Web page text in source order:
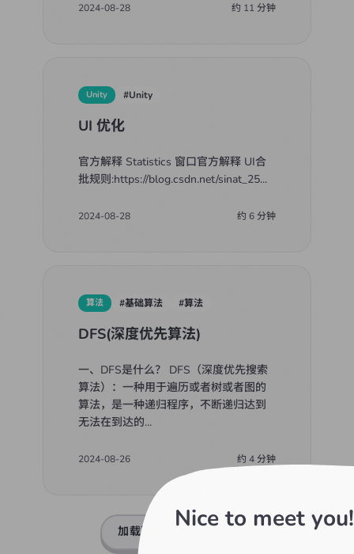
2024-08-28 约 11分钟
Unity #Unity
UI 优化
官方解释 Statistics 窗口官方解释 UI合
批规则:https://blog.csdn.net/sinat_25...
2024-08-28 约 6分钟
算法 #基础算法 #算法
DFS(深度优先算法)
一、DFS是什么？ DFS（深度优先搜索
算法）：一种用于遍历或者树或者图的
算法，是一种递归程序，不断递归达到
无法在到达的...
2024-08-26 约 4分钟
加载更多（ Nice to meet you!